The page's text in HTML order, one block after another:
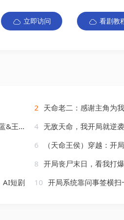
立即访问 看剧教
2 天命老二：感谢主角为我引路&
雅清
4 无敌天命，我开局就逆
6
（天命王侯）穿越：开
8 开局丧尸末日，看我打爆星球&
AI短剧
10 开局系统靠问事签横